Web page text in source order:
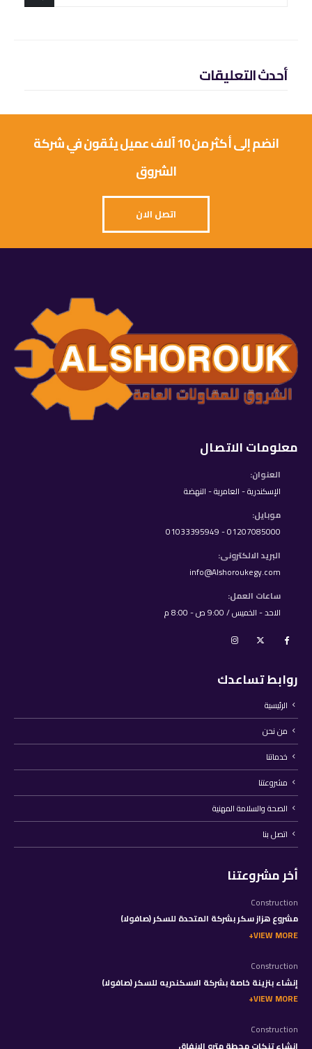
أحدث التعليقات
انضم إلى أكثر من 10 آلاف عميل يثقون في شركة
الشروق
اتصل الان
معلومات الاتصال
العنوان:
الإسكندرية - العامرية - النهضة
موبايل:
01207085000 - 01033395949
البريد الالكترونى:
info@Alshoroukegy.com
ساعات العمل:
الاحد - الخميس / 9:00 ص - 8:00 م
روابط تساعدك
الرئيسية
من نحن
خدماتنا
مشروعتنا
الصحة والسلامة المهنية
اتصل بنا
أخر مشروعتنا
Construction
مشروع هزاز سكر بشركة المتحدة للسكر (صافولا)
VIEW MORE
Construction
إنشاء بنزينة خاصة بشركة الاسكندريه للسكر (صافولا)
VIEW MORE
Construction